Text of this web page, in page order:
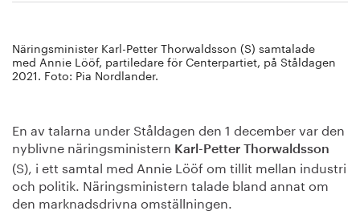
Näringsminister Karl-Petter Thorwaldsson (S) samtalade
med Annie Lööf, partiledare för Centerpartiet, på Ståldagen
2021. Foto: Pia Nordlander.
En av talarna under Ståldagen den 1 december var den
nyblivne näringsministern Karl-Petter Thorwaldsson
(S), i ett samtal med Annie Lööf om tillit mellan industri
och politik. Näringsministern talade bland annat om
den marknadsdrivna omställningen.